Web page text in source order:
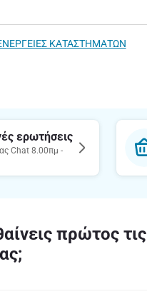
ΚΑΤΑΣΤΗΜΑΤΩΝ
ερωτήσεις
Chat 8.00πμ -
πρώτος τις